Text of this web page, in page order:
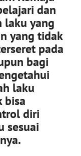
dan
laku yang
yang tidak
pada
bagi
laku
bisa
diri
sesuai